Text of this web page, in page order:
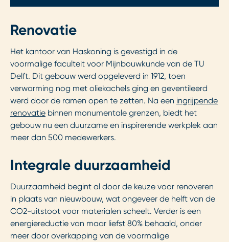
Renovatie
Het kantoor van Haskoning is gevestigd in de
voormalige faculteit voor Mijnbouwkunde van de TU
Delft. Dit gebouw werd opgeleverd in 1912, toen
verwarming nog met oliekachels ging en geventileerd
werd door de ramen open te zetten. Na een ingrijpende
renovatie binnen monumentale grenzen, biedt het
gebouw nu een duurzame en inspirerende werkplek aan
meer dan 500 medewerkers.
Integrale duurzaamheid
Duurzaamheid begint al door de keuze voor renoveren
in plaats van nieuwbouw, wat ongeveer de helft van de
CO2-uitstoot voor materialen scheelt. Verder is een
energiereductie van maar liefst 80% behaald, onder
meer door overkapping van de voormalige